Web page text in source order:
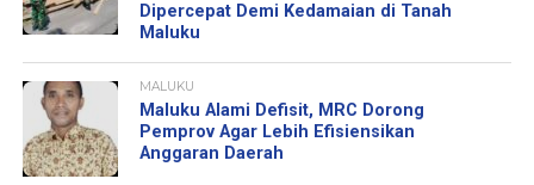
Dipercepat Demi Kedamaian di Tanah
Maluku
MALUKU
Maluku Alami Defisit, MRC Dorong
Pemprov Agar Lebih Efisiensikan
Anggaran Daerah